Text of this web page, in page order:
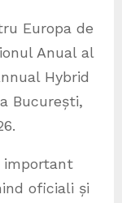
Europa de
Anual al
Hybrid
București,
important
oficiali și